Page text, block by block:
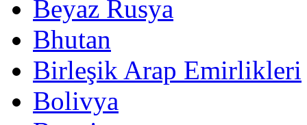
Beyaz Rusya
Bhutan
Birleşik Arap Emirlikleri
Bolivya